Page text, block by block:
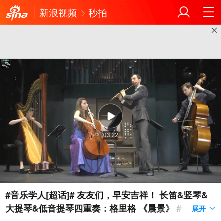
新浪视频 秒拍
03:22
#音乐学人[超话]# 友友们，早安吉祥！ 长笛&竖琴&
大提琴&低音提琴四重奏：格里格 《晨景》 #音乐学
展开